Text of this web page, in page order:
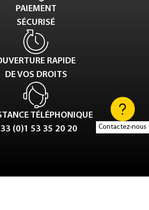
Contactez-nous
PAIEMENT
SÉCURISÉ
RAPIDE
DE VOS DROITS
TÉLÉPHONIQUE
(0)1 53 35 20 20